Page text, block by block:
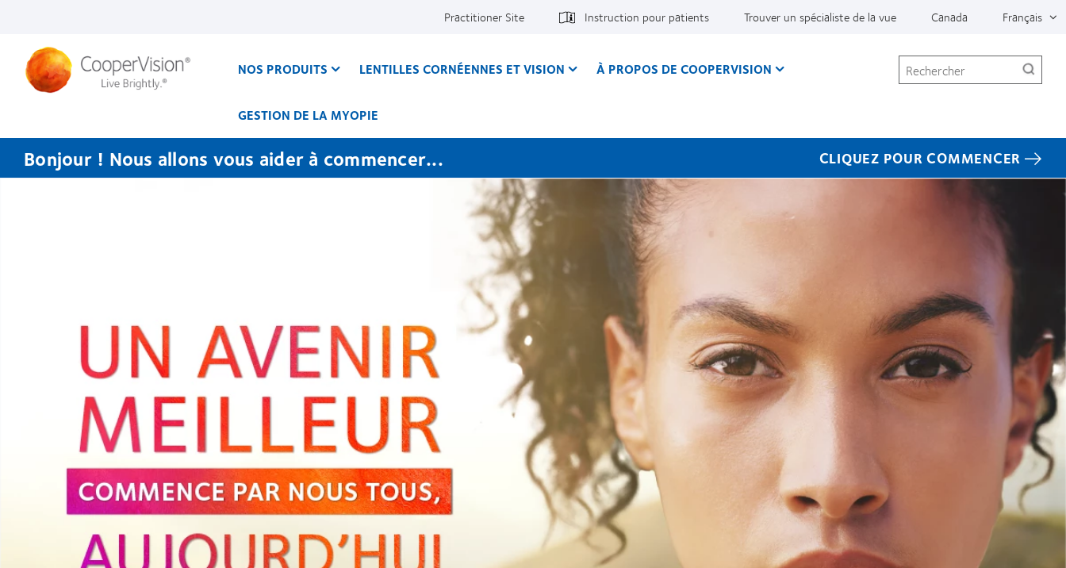
principal
Practitioner Site Instruction pour patients Trouver un spécialiste de la vue Canada Français
NOS PRODUITS LENTILLES CORNÉENNES ET VISION À PROPOS DE COOPERVISION
GESTION DE LA MYOPIE
Rechercher
Bonjour ! Nous allons vous aider à commencer... CLIQUEZ POUR COMMENCER